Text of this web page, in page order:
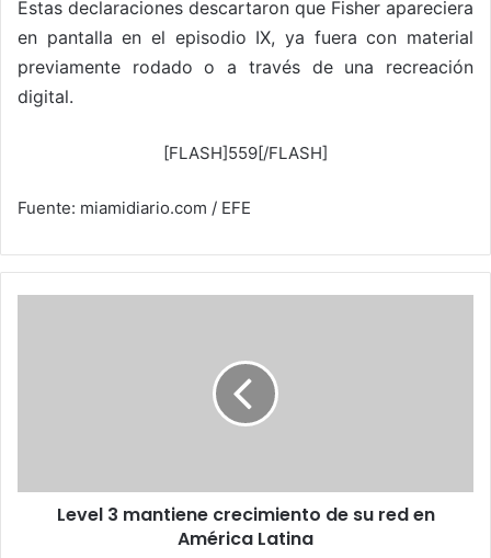
Estas declaraciones descartaron que Fisher apareciera
en pantalla en el episodio IX, ya fuera con material
previamente rodado o a través de una recreación
digital.
[FLASH]559[/FLASH]
Fuente: miamidiario.com / EFE
América
Level 3 mantiene crecimiento de su red en
América Latina